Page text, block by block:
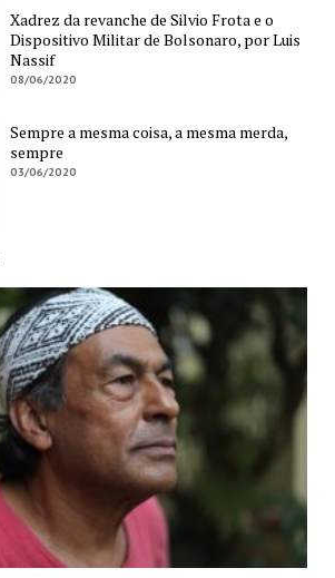
Xadrez da revanche de Silvio Frota e o
Dispositivo Militar de Bolsonaro, por Luis
Nassif
08/06/2020
Sempre a mesma coisa, a mesma merda,
sempre
03/06/2020